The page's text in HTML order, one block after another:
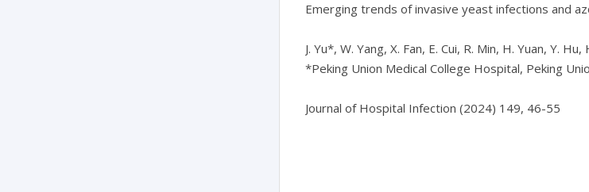
Emerging trends of invasive yeast infections and
J. Yu*, W. Yang, X. Fan, E. Cui, R. Min, H. Yuan, Y.
*Peking Union Medical College Hospital, Peking
Journal of Hospital Infection (2024) 149, 46-55